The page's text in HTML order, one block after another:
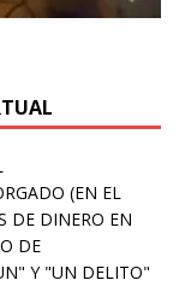
(EN EL
DE DINERO EN
DE
Y "UN DELITO"